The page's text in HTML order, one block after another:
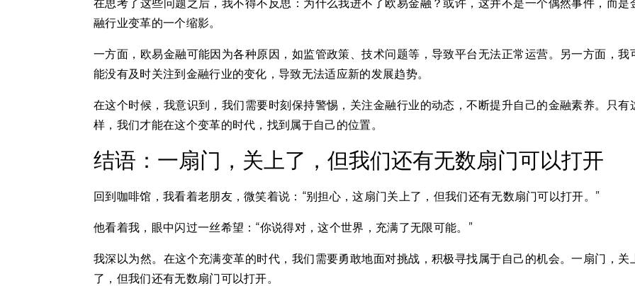
在思考了这些问题之后，我不得不反思：为什么我进不了欧易金融？或许，这并不是一个偶然事件，而是
融行业变革的一个缩影。
一方面，欧易金融可能因为各种原因，如监管政策、技术问题等，导致平台无法正常运营。另一方面，我
能没有及时关注到金融行业的变化，导致无法适应新的发展趋势。
在这个时候，我意识到，我们需要时刻保持警惕，关注金融行业的动态，不断提升自己的金融素养。只有
样，我们才能在这个变革的时代，找到属于自己的位置。
结语：一扇门，关上了，但我们还有无数扇门可以打开
回到咖啡馆，我看着老朋友，微笑着说：“别担心，这扇门关上了，但我们还有无数扇门可以打开。”
他看着我，眼中闪过一丝希望：“你说得对，这个世界，充满了无限可能。”
我深以为然。在这个充满变革的时代，我们需要勇敢地面对挑战，积极寻找属于自己的机会。一扇门，关
了，但我们还有无数扇门可以打开。